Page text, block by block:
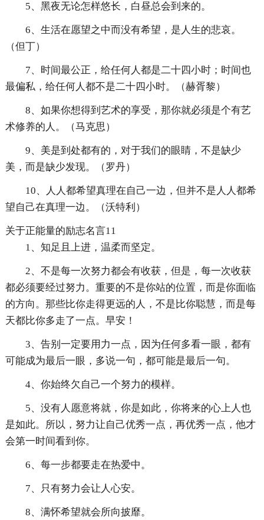
5、黑夜无论怎样悠长，白昼总会到来的。
6、生活在愿望之中而没有希望，是人生的悲哀。
（但丁）
7、时间最公正，给任何人都是二十四小时；时间也
最偏私，给任何人都不是二十四小时。（赫胥黎）
8、如果你想得到艺术的享受，那你就必须是个有艺
术修养的人。（马克思）
9、美是到处都有的，对于我们的眼睛，不是缺少
美，而是缺少发现。（罗丹）
10、人人都希望真理在自己一边，但并不是人人都希
望自己在真理一边。（沃特利）
关于正能量的励志名言11
1、知足且上进，温柔而坚定。
2、不是每一次努力都会有收获，但是，每一次收获
都必须要经过努力。重要的不是你站的位置，而是你面临
的方向。那些比你走得更远的人，不是比你聪慧，而是每
天都比你多走了一点。早安！
3、告别一定要用力一点，因为任何多看一眼，都有
可能成为最后一眼，多说一句，都可能是最后一句。
4、你始终欠自己一个努力的模样。
5、没有人愿意将就，你是如此，你将来的心上人也
是如此。所以，努力让自己优秀一点，再优秀一点，他才
会第一时间看到你。
6、每一步都要走在热爱中。
7、只有努力会让人心安。
8、满怀希望就会所向披靡。